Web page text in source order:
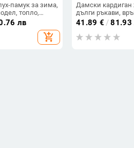
памук за зима,
топло,
лв
add_shopping_cart
Дамски кардиган
дълги ръкави,
полиестер-
дълъг стил
41.89 € /81.93